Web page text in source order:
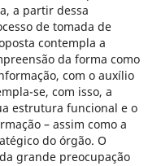
a partir dessa
de tomada de
contempla a
da forma como
com o auxílio
se, com isso, a
estrutura funcional e o
– assim como a
do órgão. O
grande preocupação